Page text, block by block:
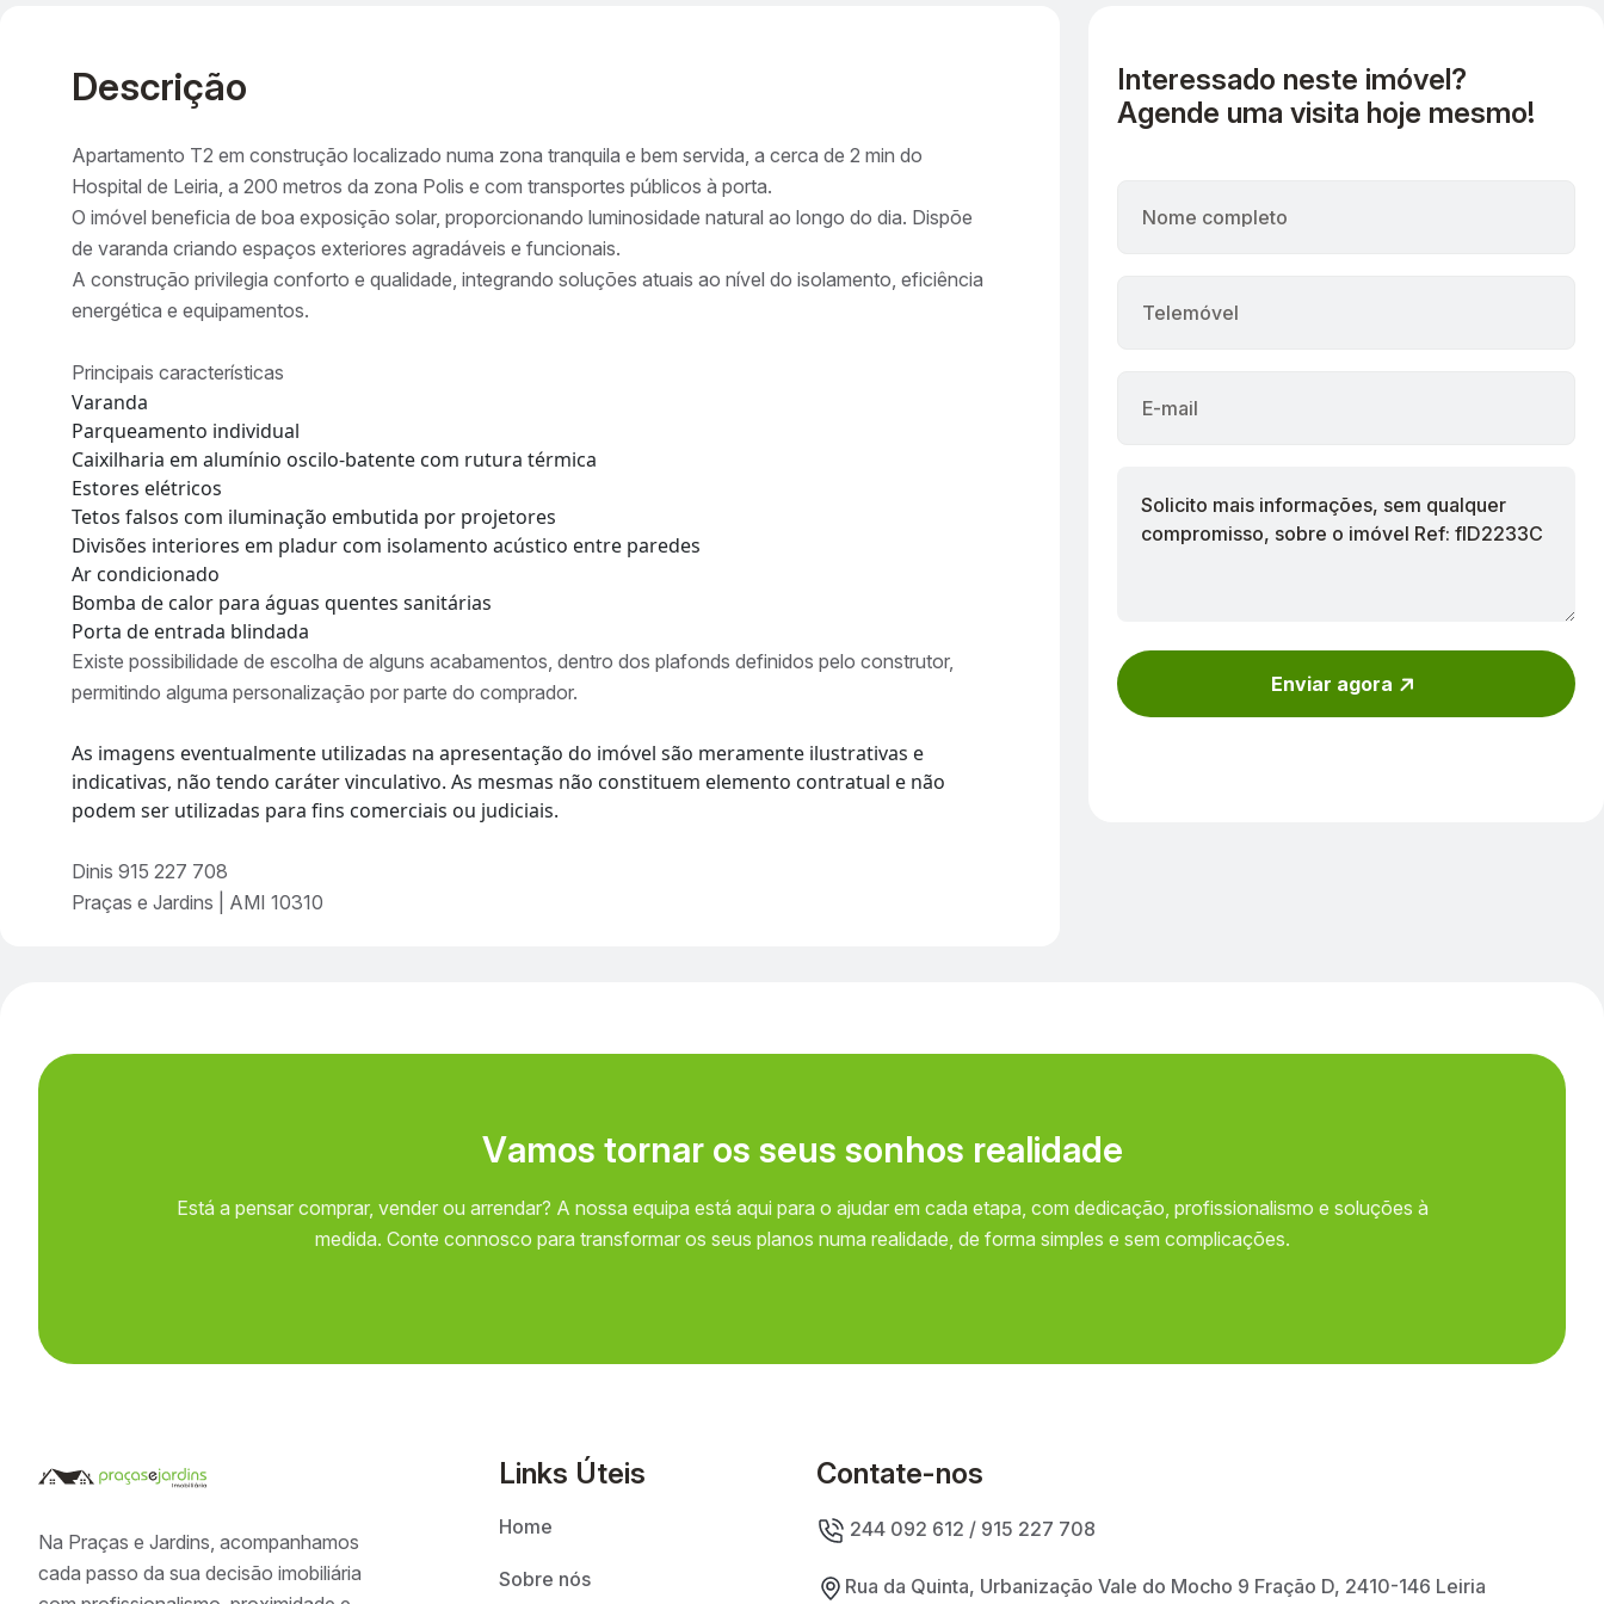
Descrição
Apartamento T2 em construção localizado numa zona tranquila e bem servida, a cerca de 2 min do
Hospital de Leiria, a 200 metros da zona Polis e com transportes públicos à porta.
O imóvel beneficia de boa exposição solar, proporcionando luminosidade natural ao longo do dia. Dispõe
de varanda criando espaços exteriores agradáveis e funcionais.
A construção privilegia conforto e qualidade, integrando soluções atuais ao nível do isolamento, eficiência
energética e equipamentos.
Principais características
Varanda
Parqueamento individual
Caixilharia em alumínio oscilo-batente com rutura térmica
Estores elétricos
Tetos falsos com iluminação embutida por projetores
Divisões interiores em pladur com isolamento acústico entre paredes
Ar condicionado
Bomba de calor para águas quentes sanitárias
Porta de entrada blindada
Existe possibilidade de escolha de alguns acabamentos, dentro dos plafonds definidos pelo construtor,
permitindo alguma personalização por parte do comprador.
As imagens eventualmente utilizadas na apresentação do imóvel são meramente ilustrativas e
indicativas, não tendo caráter vinculativo. As mesmas não constituem elemento contratual e não
podem ser utilizadas para fins comerciais ou judiciais.
Dinis 915 227 708
Praças e Jardins | AMI 10310
Interessado neste imóvel?
Agende uma visita hoje mesmo!
Enviar agora
Vamos tornar os seus sonhos realidade
Está a pensar comprar, vender ou arrendar? A nossa equipa está aqui para o ajudar em cada etapa, com dedicação, profissionalismo e soluções à
medida. Conte connosco para transformar os seus planos numa realidade, de forma simples e sem complicações.
Na Praças e Jardins, acompanhamos
cada passo da sua decisão imobiliária
Links Úteis
Home
Sobre nós
Contate-nos
244 092 612 / 915 227 708
Rua da Quinta, Urbanização Vale do Mocho 9 Fração D, 2410-146 Leiria